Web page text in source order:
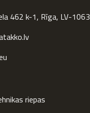
462 k-1, Rīga, LV-1063
riepas